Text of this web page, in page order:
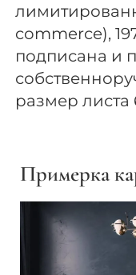
commerce),
подписана и
размер листа
Примерка